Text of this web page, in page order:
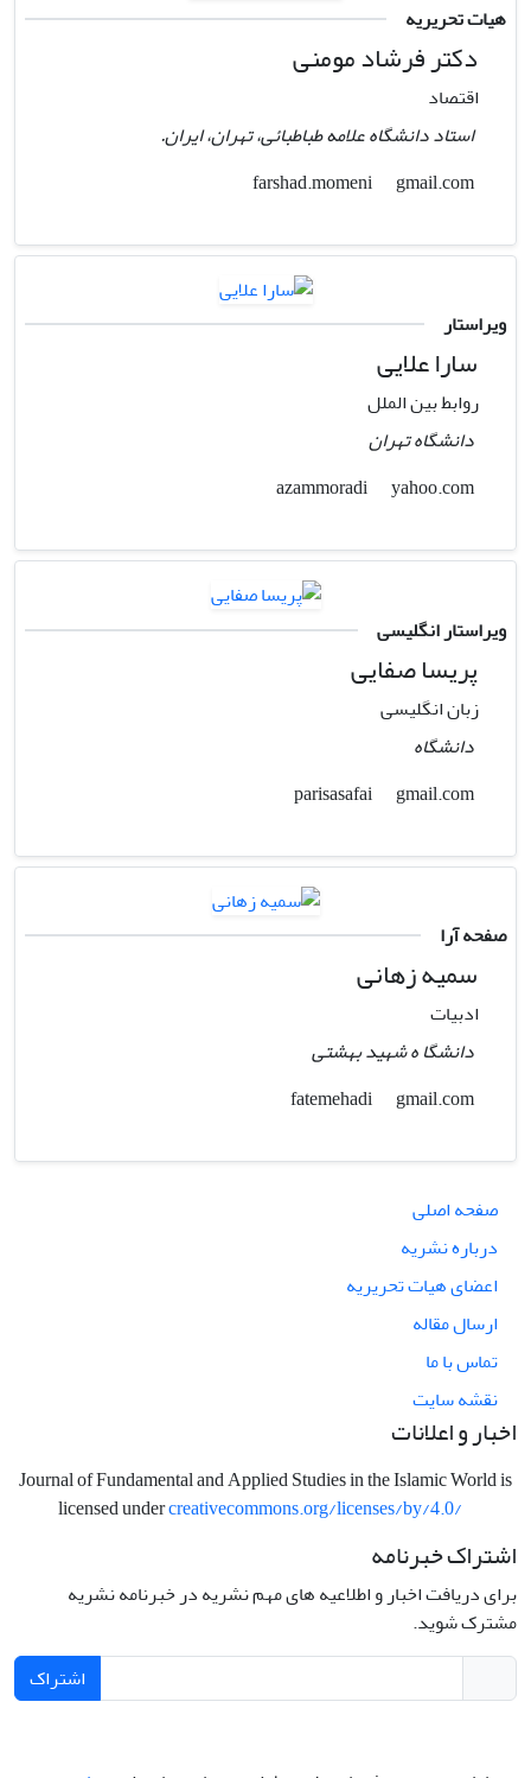
هیات تحریریه
دکتر فرشاد مومنی
اقتصاد
استاد دانشگاه علامه طباطبائی، تهران، ایران.
gmail.com
ویراستار
سارا علایی
روابط بین الملل
دانشگاه تهران
yahoo.com
ویراستار انگلیسی
پریسا صفایی
زبان انگلیسی
دانشگاه
gmail.com
صفحه آرا
سمیه زهانی
ادبیات
دانشگا ه شهید بهشتی
gmail.com
صفحه اصلی
درباره نشریه
اعضای هیات تحریریه
ارسال مقاله
تماس با ما
نقشه سایت
اخبار و اعلانات
Journal of Fundamental and Applied Studies in the Islamic World is
licensed undercreativecommons.org/licenses/by/4.0/
اشتراک خبرنامه
برای دریافت اخبار و اطلاعیه های مهم نشریه در خبرنامه نشریه
مشترک شوید.
اشتراک